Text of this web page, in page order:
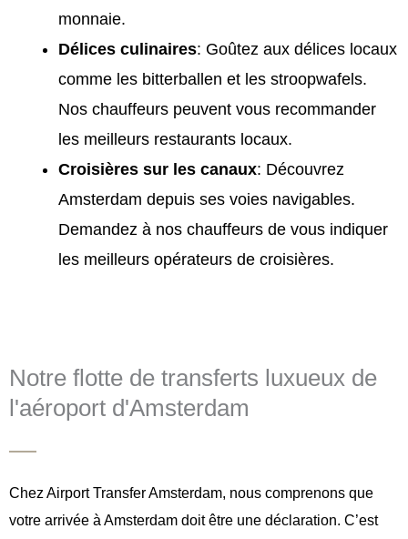
monnaie.
Délices culinaires: Goûtez aux délices locaux
comme les bitterballen et les stroopwafels.
Nos chauffeurs peuvent vous recommander
les meilleurs restaurants locaux.
Croisières sur les canaux: Découvrez
Amsterdam depuis ses voies navigables.
Demandez à nos chauffeurs de vous indiquer
les meilleurs opérateurs de croisières.
Notre flotte de transferts luxueux de
l'aéroport d'Amsterdam
Chez Airport Transfer Amsterdam, nous comprenons que
votre arrivée à Amsterdam doit être une déclaration. C’est